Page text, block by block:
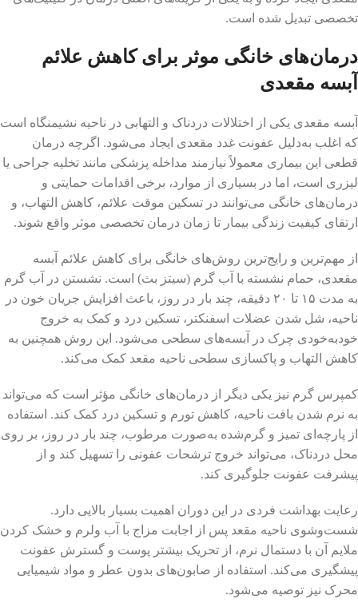
تخصصی تبدیل شده است.
درمان‌های خانگی موثر برای کاهش علائم
آبسه مقعدی
آبسه مقعدی یکی از اختلالات دردناک و التهابی در ناحیه نشیمنگاه است
که اغلب به‌دلیل عفونت غدد مقعدی ایجاد می‌شود. اگرچه درمان
قطعی این بیماری معمولاً نیازمند مداخله پزشکی مانند تخلیه جراحی یا
لیزری است، اما در بسیاری از موارد، برخی اقدامات حمایتی و
درمان‌های خانگی می‌توانند در تسکین موقت علائم، کاهش التهاب، و
ارتقای کیفیت زندگی بیمار تا زمان درمان تخصصی موثر واقع شوند.
از مهم‌ترین و رایج‌ترین روش‌های خانگی برای کاهش علائم آبسه
مقعدی، حمام نشسته با آب گرم (سیتز بث) است. نشستن در آب گرم
به مدت ۱۵ تا ۲۰ دقیقه، چند بار در روز، باعث افزایش جریان خون در
ناحیه، شل شدن عضلات اسفنکتر، تسکین درد و کمک به خروج
خودبه‌خودی چرک در آبسه‌های سطحی می‌شود. این روش همچنین به
کاهش التهاب و پاکسازی سطحی ناحیه مقعد کمک می‌کند.
کمپرس گرم نیز یکی دیگر از درمان‌های خانگی مؤثر است که می‌تواند
به نرم شدن بافت ناحیه، کاهش تورم و تسکین درد کمک کند. استفاده
از پارچه‌ای تمیز و گرم‌شده به‌صورت مرطوب، چند بار در روز، بر روی
محل دردناک، می‌تواند خروج ترشحات عفونی را تسهیل کند و از
پیشرفت عفونت جلوگیری کند.
رعایت بهداشت فردی در این دوران اهمیت بسیار بالایی دارد.
شست‌وشوی ناحیه مقعد پس از اجابت مزاج با آب ولرم و خشک کردن
ملایم آن با دستمال نرم، از تحریک بیشتر پوست و گسترش عفونت
پیشگیری می‌کند. استفاده از صابون‌های بدون عطر و مواد شیمیایی
محرک نیز توصیه می‌شود.